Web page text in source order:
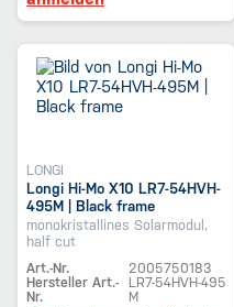
LONGI
Longi Hi-Mo X10 LR7-54HVH-
495M | Black frame
monokristallines Solarmodul,
half cut
Art.-Nr.
2005750183
Hersteller Art.-
Nr.
LR7-54HVH-495
M